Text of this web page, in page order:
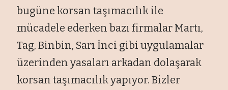
bugüne korsan taşımacılık ile
mücadele ederken bazı firmalar Martı,
Tag, Binbin, Sarı İnci gibi uygulamalar
üzerinden yasaları arkadan dolaşarak
korsan taşımacılık yapıyor. Bizler